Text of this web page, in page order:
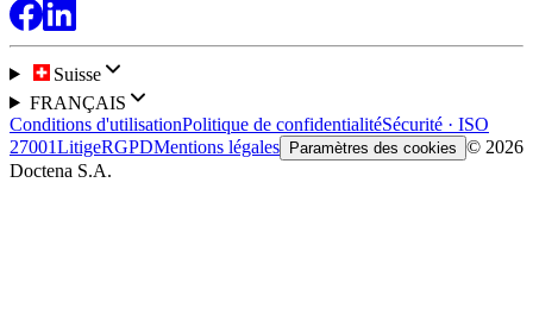
Suisse
FRANÇAIS
Conditions d'utilisationPolitique de confidentialitéSécurité · ISO
27001LitigeRGPDMentions légales Paramètres des cookies © 2026
Doctena S.A.